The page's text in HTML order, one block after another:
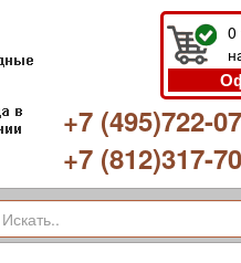
0
+7 (495)722-
+7 (812)317-